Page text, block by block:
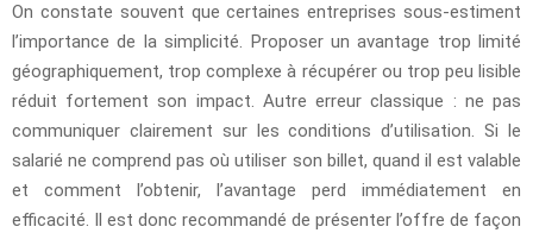
On constate souvent que certaines entreprises sous-estiment
l’importance de la simplicité. Proposer un avantage trop limité
géographiquement, trop complexe à récupérer ou trop peu lisible
réduit fortement son impact. Autre erreur classique : ne pas
communiquer clairement sur les conditions d’utilisation. Si le
salarié ne comprend pas où utiliser son billet, quand il est valable
et comment l’obtenir, l’avantage perd immédiatement en
efficacité. Il est donc recommandé de présenter l’offre de façon